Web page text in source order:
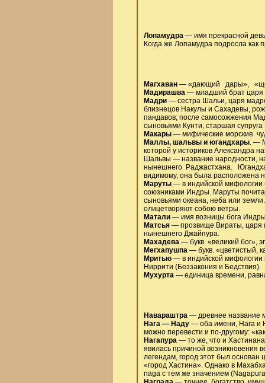
Лопамудра— имя прекрасной
Когда же Лопамудра подросла как
Магхаван— «дающий дары»,
Мадирашва— младший брат царя
Мадри— сестра Шальи, царя
близнецов Накулы и Сахадевы,
пандавов; после самосожжения
сыновьями Кунти, старшая супруга
Макары— мифические морские
Маллы, шальвы и югандхары. —
которой у историков Александра
Шальвы — название народности,
нынешнего Раджастхана.
видимому, она была расположена
Маруты— в индийской мифологии
союзниками Индры. Маруты
сыновьями океана, неба или
олицетворяют собою ветры.
Матали— имя возницы бога
Матсья— прозвище Вираты, царя
нынешнего Джайпура.
Махадева— букв. «великий бог»,
Мегхапушпа— букв. «цветистый,
Мритью— в индийской мифологии
Ниррити (Беззакония и Бедствия).
Мухурта— единица времени,
Навараштра— древнее название
Нага — Наду— оба имени, Нага и
можно перевести и по-другому:
Нагапура— то же, что и
явилась причиной возникновения
легендам, город этот был
«город Хастина». Однако в
naga с тем же значением